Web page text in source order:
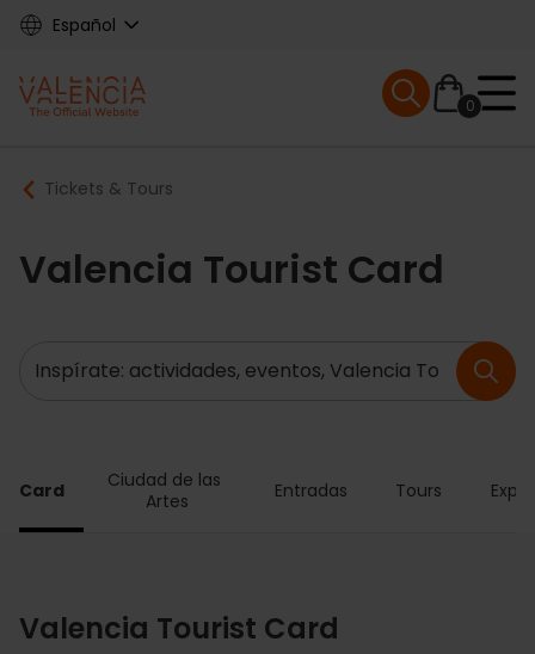
Skip
content
Español
Main
navigation
0
Mobile menu
Breadcrumb
Tickets & Tours
Valencia Tourist Card
Buscar
Card
Ciudad de las
Artes
Entradas Tours
Valencia Tourist Card